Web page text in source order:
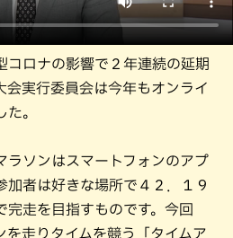
コロナの影響で２年連続の延期
会実行委員会は今年もオンライ
。
ラソンはスマートフォンのアプ
加者は好きな場所で４２．１９
完走を目指すものです。今回
を走りタイムを競う「タイムア